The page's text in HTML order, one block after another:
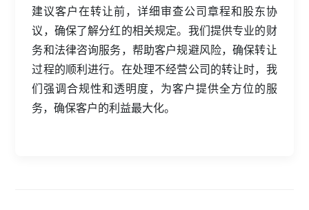
建议客户在转让前，详细审查公司章程和股东协
议，确保了解分红的相关规定。我们提供专业的财
务和法律咨询服务，帮助客户规避风险，确保转让
过程的顺利进行。在处理不经营公司的转让时，我
们强调合规性和透明度，为客户提供全方位的服
务，确保客户的利益最大化。